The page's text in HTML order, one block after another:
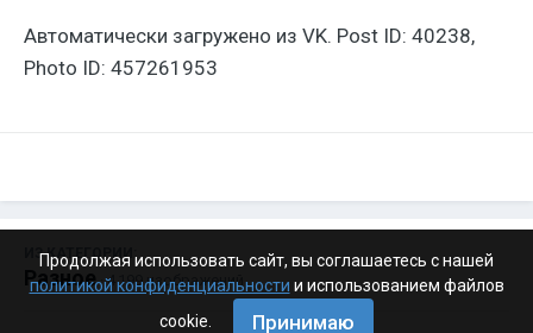
Автоматически загружено из VK. Post ID: 40238,
Photo ID: 457261953
ИЗ КАТЕГОРИИ:
Разное · 4 199 изображений
Продолжая использовать сайт, вы соглашаетесь с нашей
политикой конфиденциальности и использованием файлов
cookie.
Принимаю